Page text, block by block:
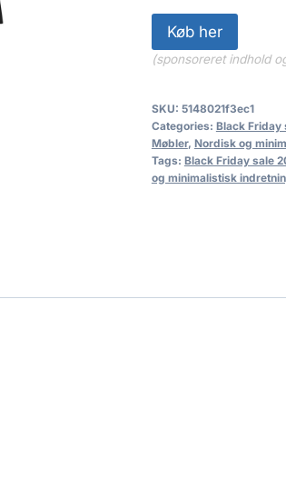
Køb her
(sponsoreret indhold
SKU: 5148021f3ec1
Categories: Black Friday
Møbler, Nordisk og
Tags: Black Friday sale
og minimalistisk